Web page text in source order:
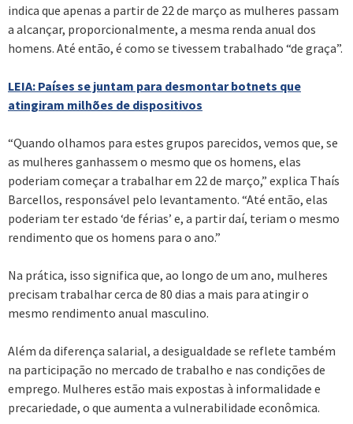
indica que apenas a partir de 22 de março as mulheres passam
a alcançar, proporcionalmente, a mesma renda anual dos
homens. Até então, é como se tivessem trabalhado “de graça”.
LEIA: Países se juntam para desmontar botnets que
atingiram milhões de dispositivos
“Quando olhamos para estes grupos parecidos, vemos que, se
as mulheres ganhassem o mesmo que os homens, elas
poderiam começar a trabalhar em 22 de março,” explica Thaís
Barcellos, responsável pelo levantamento. “Até então, elas
poderiam ter estado ‘de férias’ e, a partir daí, teriam o mesmo
rendimento que os homens para o ano.”
Na prática, isso significa que, ao longo de um ano, mulheres
precisam trabalhar cerca de 80 dias a mais para atingir o
mesmo rendimento anual masculino.
Além da diferença salarial, a desigualdade se reflete também
na participação no mercado de trabalho e nas condições de
emprego. Mulheres estão mais expostas à informalidade e
precariedade, o que aumenta a vulnerabilidade econômica.